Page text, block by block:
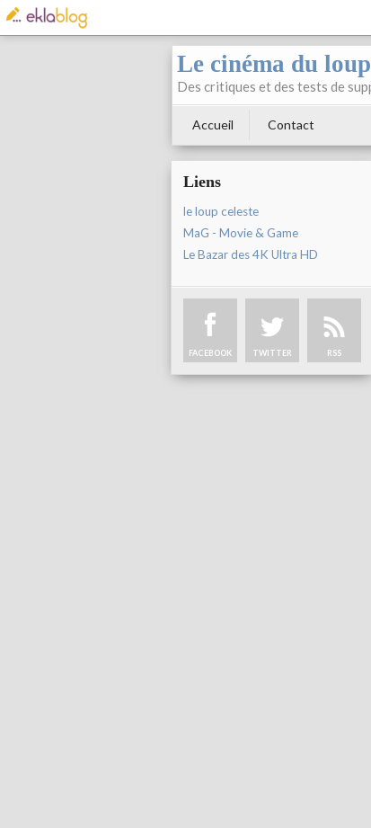
Le cinéma du loup
Des critiques et des tests de
Accueil Contact
Liens
le loup celeste
MaG - Movie & Game
Le Bazar des 4K Ultra HD
FACEBOOK TWITTER RSS